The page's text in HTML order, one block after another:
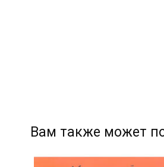
Вам также может